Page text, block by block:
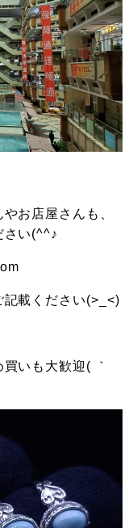
お店屋さんも、
さい(^^♪
載ください(>_<)
いも大歓迎( ｀